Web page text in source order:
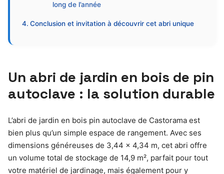
long de l’année
Conclusion et invitation à découvrir cet abri unique
Un abri de jardin en bois de pin
autoclave : la solution durable
L’abri de jardin en bois pin autoclave de Castorama est
bien plus qu’un simple espace de rangement. Avec ses
dimensions généreuses de 3,44 x 4,34 m, cet abri offre
un volume total de stockage de 14,9 m², parfait pour tout
votre matériel de jardinage, mais également pour y